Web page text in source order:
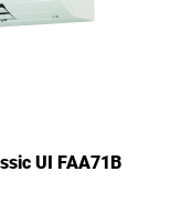
UI FAA71B